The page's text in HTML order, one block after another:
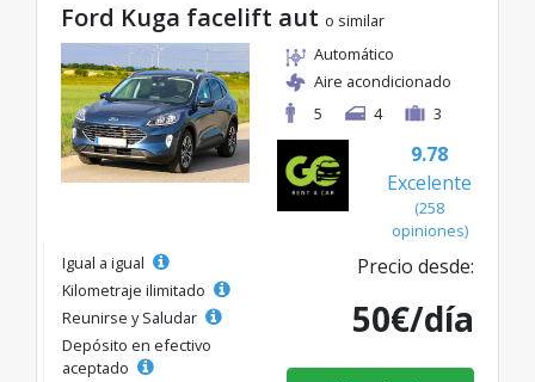
Ford Kuga facelift aut o similar
Automático
Aire acondicionado
5
4 3
9.78
Excelente
(258
opiniones)
Igual a igual
Kilometraje ilimitado
Reunirse y Saludar
Depósito en efectivo
aceptado
Precio desde:
50€/día